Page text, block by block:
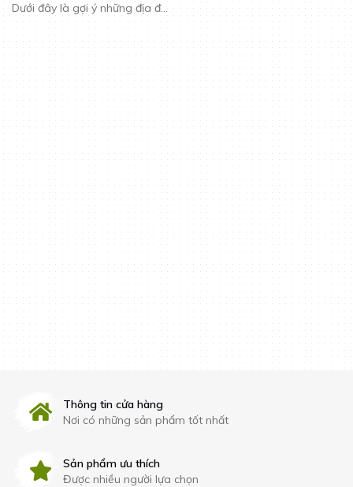
Dưới đây là gợi ý những địa đ...
Thông tin cửa hàng
Nơi có những sản phẩm tốt nhất
Sản phẩm ưu thích
Được nhiều người lựa chọn